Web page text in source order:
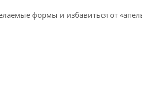
формы и избавиться от